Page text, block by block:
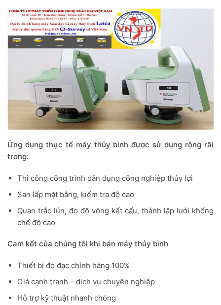
Ứng dụng thực tế máy thủy bình được sử dụng rộng rãi
trong:
Thi công công trình dân dụng công nghiệp thủy lợi
San lấp mặt bằng, kiểm tra độ cao
Quan trắc lún, đo độ võng kết cấu, thành lập lưới khống
chế độ cao
Cam kết của chúng tôi khi bán máy thủy bình
Thiết bị đo đạc chính hãng 100%
Giá cạnh tranh – dịch vụ chuyên nghiệp
Hỗ trợ kỹ thuật nhanh chóng